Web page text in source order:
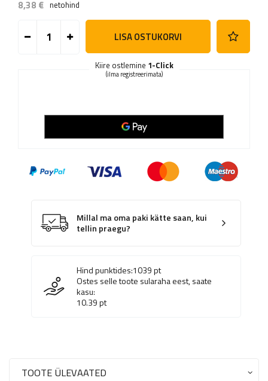
8,38 € netohind
LISA OSTUKORVI
Kiire ostlemine 1-Click
(ilma registreerimata)
Millal ma oma paki kätte saan, kui
tellin praegu?
Hind punktides:1039pt
Ostes selle toote sularaha eest, saate
kasu:
10.39pt
TOOTE ÜLEVAATED